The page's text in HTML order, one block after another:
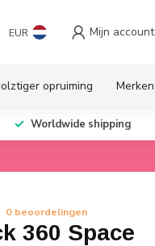
EUR Mijn account
opruiming Merken
Worldwide shipping
0 beoordelingen
360 Space